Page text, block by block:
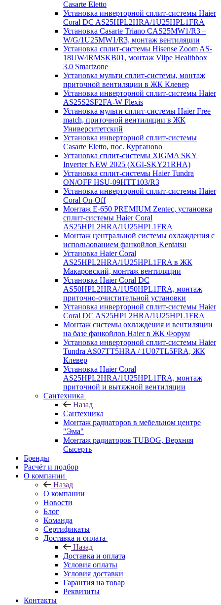
Casarte Eletto
Установка инверторной сплит-системы Haier
Coral DC AS25HPL2HRA/1U25HPL1FRA
Установка Casarte Triano CAS25MW1/R3 –
W/G/1U25MW1/R3, монтаж вентиляции
Установка сплит-системы Hisense Zoom AS-
18UW4RMSKB01, монтаж Vilpe Healthbox
3.0 Smartzone
Установка мульти сплит-системы, монтаж
приточной вентиляции в ЖК Клевер
Установка инверторной сплит-системы Haier
AS25S2SF2FA-W Flexis
Установка мульти сплит-системы Haier Free
match, приточной вентиляции в ЖК
Университетский
Установка инверторной сплит-системы
Casarte Eletto, пос. Курганово
Установка сплит-системы XIGMA SKY
Inverter NEW 2025 (XGI-SKY21RHA)
Установка сплит-системы Haier Tundra
ON/OFF HSU-09HTT103/R3
Установка инверторной сплит-системы Haier
Coral On-Off
Монтаж E-650 PREMIUM Zentec, установка
сплит-системы Haier Coral
AS25HPL2HRA/1U25HPL1FRA
Монтаж центральной системы охлаждения с
использованием фанкойлов Kentatsu
Установка Haier Coral
AS25HPL2HRA/1U25HPL1FRA в ЖК
Макаровский, монтаж вентиляции
Установка Haier Coral DC
AS50HPL2HRA/1U50HPL1FRA, монтаж
приточно-очистительной установки
Установка инверторной сплит-системы Haier
Coral DC AS25HPL2HRA/1U25HPL1FRA
Монтаж системы охлаждения и вентиляции
на базе фанкойлов Haier в ЖК Форум
Установка инверторной сплит-системы Haier
Tundra AS07TT5HRA / 1U07TL5FRA, ЖК
Клевер
Установка Haier Coral
AS25HPL2HRA/1U25HPL1FRA, монтаж
приточной и вытяжной вентиляции
Сантехника
Назад
Сантехника
Монтаж радиаторов в мебельном центре
"Эма"
Монтаж радиаторов TUBOG, Верхняя
Сысерть
Бренды
Расчёт и подбор
О компании
Назад
О компании
Новости
Блог
Команда
Сертификаты
Доставка и оплата
Назад
Доставка и оплата
Условия оплаты
Условия доставки
Гарантия на товар
Реквизиты
Контакты